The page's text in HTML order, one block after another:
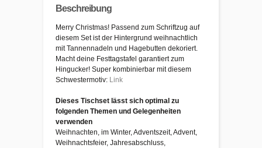
Beschreibung
Merry Christmas! Passend zum Schriftzug auf
diesem Set ist der Hintergrund weihnachtlich
mit Tannennadeln und Hagebutten dekoriert.
Macht deine Festtagstafel garantiert zum
Hingucker! Super kombinierbar mit diesem
Schwestermotiv: Link
Dieses Tischset lässt sich optimal zu
folgenden Themen und Gelegenheiten
verwenden
Weihnachten, im Winter, Adventszeit, Advent,
Weihnachtsfeier, Jahresabschluss,